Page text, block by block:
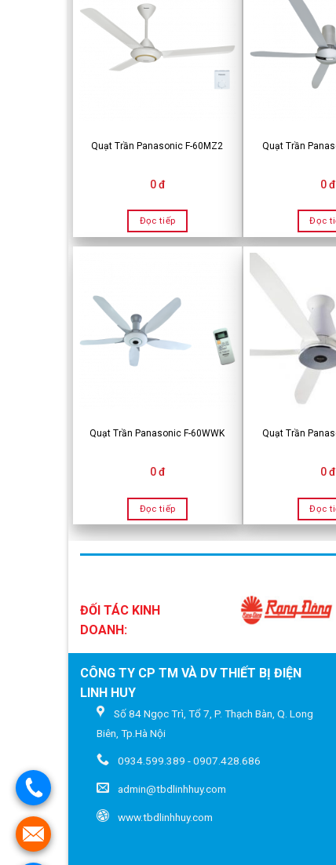
Quạt Trần Panasonic F-60MZ2
0 đ
Đọc tiếp
Quạt Trần
0 đ
Đọc
Quạt Trần Panasonic F-60WWK
0 đ
Đọc tiếp
Quạt Trần
0 đ
Đọc
ĐỐI TÁC KINH
DOANH:
CÔNG TY CP TM VÀ DV THIẾT BỊ ĐIỆN
LINH HUY
Số 84 Ngọc Trì, Tổ 7, P. Thạch Bàn, Q. Long
Biên, Tp.Hà Nội
0934.599.389 - 0907.428.686
admin@tbdlinhhuy.com
www.tbdlinhhuy.com